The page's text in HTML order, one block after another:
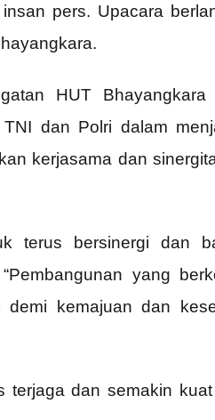
pers. Upacara
HUT
dan Polri dalam
kerjasama dan
terus bersinergi dan
yang
kemajuan dan
dan semakin